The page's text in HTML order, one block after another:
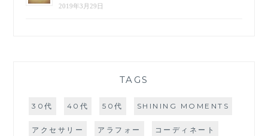
2019年3月29日
TAGS
30代 40代 50代 SHINING MOMENTS
アクセサリー アラフォー コーディネート